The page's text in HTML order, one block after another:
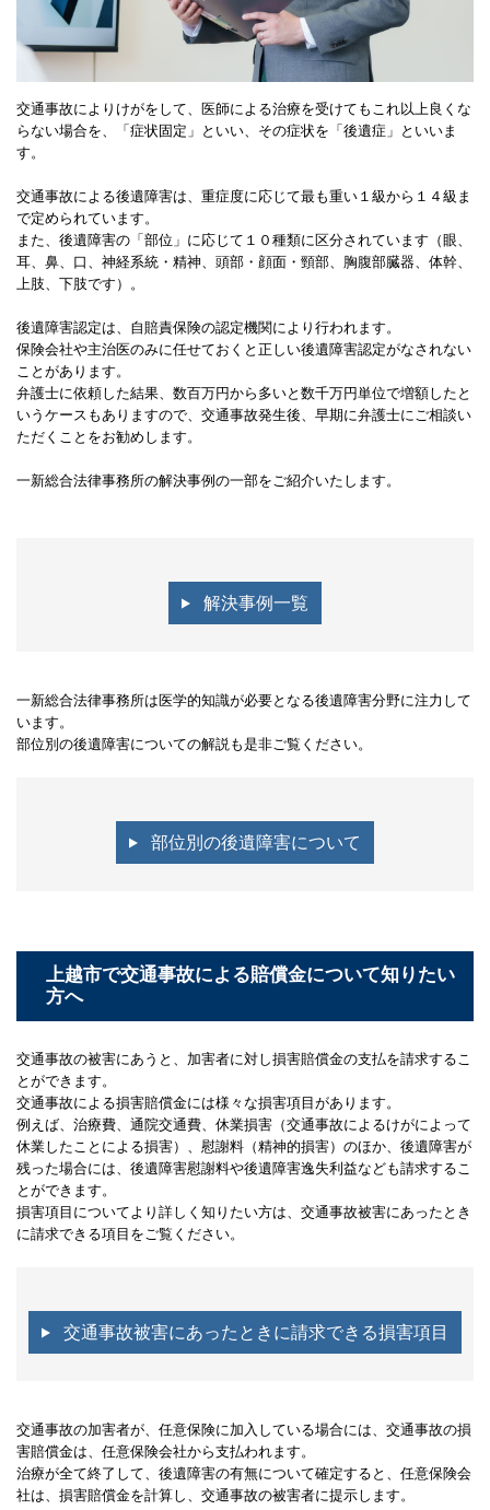
交通事故によりけがをして、医師による治療を受けてもこれ以上良くな
らない場合を、「症状固定」といい、その症状を「後遺症」といいま
す。
交通事故による後遺障害は、重症度に応じて最も重い１級から１４級ま
で定められています。
また、後遺障害の「部位」に応じて１０種類に区分されています（眼、
耳、鼻、口、神経系統・精神、頭部・顔面・頸部、胸腹部臓器、体幹、
上肢、下肢です）。
後遺障害認定は、自賠責保険の認定機関により行われます。
保険会社や主治医のみに任せておくと正しい後遺障害認定がなされない
ことがあります。
弁護士に依頼した結果、数百万円から多いと数千万円単位で増額したと
いうケースもありますので、交通事故発生後、早期に弁護士にご相談い
ただくことをお勧めします。
一新総合法律事務所の解決事例の一部をご紹介いたします。
解決事例一覧
一新総合法律事務所は医学的知識が必要となる後遺障害分野に注力して
います。
部位別の後遺障害についての解説も是非ご覧ください。
部位別の後遺障害について
上越市で交通事故による賠償金について知りたい
方へ
交通事故の被害にあうと、加害者に対し損害賠償金の支払を請求するこ
とができます。
交通事故による損害賠償金には様々な損害項目があります。
例えば、治療費、通院交通費、休業損害（交通事故によるけがによって
休業したことによる損害）、慰謝料（精神的損害）のほか、後遺障害が
残った場合には、後遺障害慰謝料や後遺障害逸失利益なども請求するこ
とができます。
損害項目についてより詳しく知りたい方は、交通事故被害にあったとき
に請求できる項目をご覧ください。
交通事故被害にあったときに請求できる損害項目
交通事故の加害者が、任意保険に加入している場合には、交通事故の損
害賠償金は、任意保険会社から支払われます。
治療が全て終了して、後遺障害の有無について確定すると、任意保険会
社は、損害賠償金を計算し、交通事故の被害者に提示します。